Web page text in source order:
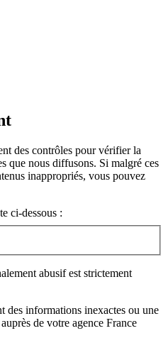
des contrôles pour vérifier la
que nous diffusons. Si malgré ces
inappropriés, vous pouvez
ci-dessous :
abusif est strictement
des informations inexactes ou une
de votre agence France